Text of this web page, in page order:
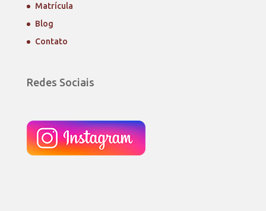
Matrícula
Blog
Contato
Redes Sociais